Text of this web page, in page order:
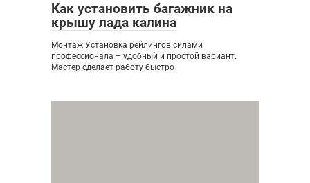
Как установить багажник на
крышу лада калина
Монтаж Установка рейлингов силами
профессионала – удобный и простой вариант.
Мастер сделает работу быстро